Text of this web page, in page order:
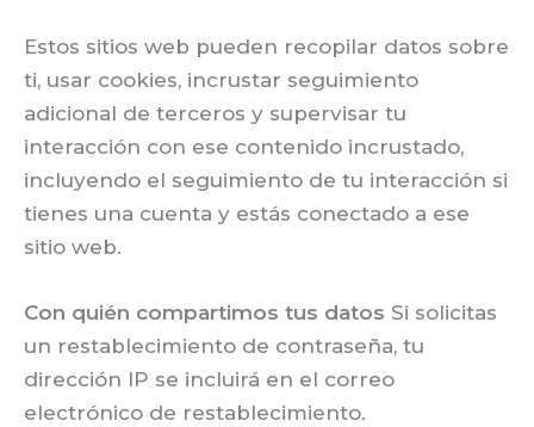
Estos sitios web pueden recopilar datos sobre
ti, usar cookies, incrustar seguimiento
adicional de terceros y supervisar tu
interacción con ese contenido incrustado,
incluyendo el seguimiento de tu interacción si
tienes una cuenta y estás conectado a ese
sitio web.
Con quién compartimos tus datos Si solicitas
un restablecimiento de contraseña, tu
dirección IP se incluirá en el correo
electrónico de restablecimiento.